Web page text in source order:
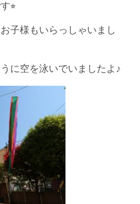
⭐︎
子様もいらっしゃいまし
に空を泳いでいましたよ♪